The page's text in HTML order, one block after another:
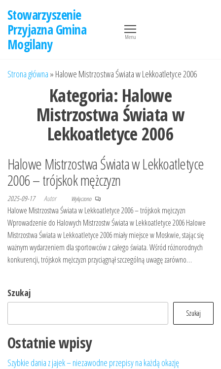
treści
Stowarzyszenie
Przyjazna Gmina
Mogilany
Menu
Strona główna » Halowe Mistrzostwa Świata w Lekkoatletyce 2006
Kategoria: Halowe
Mistrzostwa Świata w
Lekkoatletyce 2006
Halowe Mistrzostwa Świata w Lekkoatletyce
2006 – trójskok mężczyzn
2025-09-17 Autor Wyłączono
Halowe Mistrzostwa Świata w Lekkoatletyce 2006 – trójskok mężczyzn
Wprowadzenie do Halowych Mistrzostw Świata w Lekkoatletyce 2006 Halowe
Mistrzostwa Świata w Lekkoatletyce 2006 miały miejsce w Moskwie, stając się
ważnym wydarzeniem dla sportowców z całego świata. Wśród różnorodnych
konkurencji, trójskok mężczyzn przyciągnął szczególną uwagę zarówno…
Szukaj
Szukaj
Ostatnie wpisy
Szybkie dania z jajek – niezawodne przepisy na każdą okazję